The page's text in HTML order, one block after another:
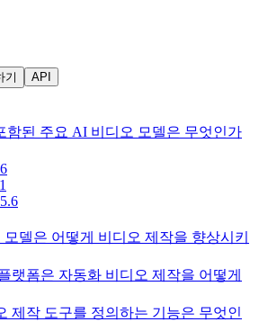
기 API
함된 주요 AI 비디오 모델은 무엇인가
모델은 어떻게 비디오 제작을 향상시키
랫폼은 자동화 비디오 제작을 어떻게
제작 도구를 정의하는 기능은 무엇인